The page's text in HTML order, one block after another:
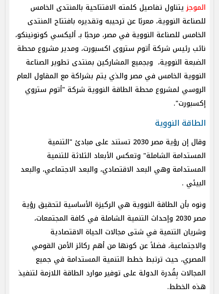
الموجزيتناول تفاصيل كلمته الافتتاحية بالمنتدى الخامس
للصناعة النووية، معربًا عن ترحيبه وتقديره بافتتاح المنتدى
الخامس للصناعة النووية في مصر، مرحبًا بـ أليكسي كونونينكو،
نائب رئيس شركة أتوم ستروى اكسبورت، ومدير مشروع محطة
الضبعة النووية، وبجميع المشاركين بمنتدى تطوير الصناعة
النووية الخامس في مصر والذي يتم بشراكة مع المقاول العام
الروسي لمشروع محطة الطاقة النووية شركة "أتوم ستروي
إكسبورت".
الطاقة النووية
وقال إن رؤية مصر 2030 تستند على مبادئ "التنمية
المستدامة الشاملة" وتعكس الأبعاد الثلاثة للتنمية
المستدامة وهي البعد الاقتصادي، والبعد الاجتماعي، والبعد
البيئي .
ونوه بأن الطاقة النووية هي الركيزة الأساسية لتحقيق رؤية
مصر 2030 وإحداث التنمية الشاملة في كافة المجتمعات،
وشريان التنمية في شتى مجالات الحياة الاقتصادية
والاجتماعية، فضلاً عن كونها من أهم ركائز الأمن القومي
المصري، حيث ترتبط خطط التنمية المستدامة في جميع
المجالات بِقُدرة الدولة على توفير موارد الطاقة اللازمة لتنفيذ
هذه الخطط.